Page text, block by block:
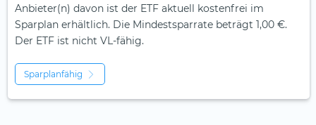
Anbieter(n) davon ist der ETF aktuell kostenfrei im
Sparplan erhältlich. Die Mindestsparrate beträgt 1,00 €.
Der ETF ist nicht VL-fähig.
Sparplanfähig